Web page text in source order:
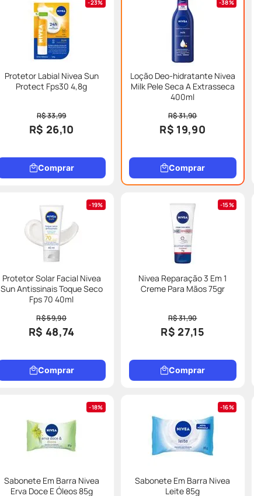
23%
Protetor Labial Nivea Sun
Protect Fps30 4,8g
R$ 33,99
R$ 26,10
Comprar
38%
Loção Deo-hidratante Nivea
Milk Pele Seca A Extrasseca
400ml
R$ 31,90
R$ 19,90
Comprar
19%
Protetor Solar Facial Nivea
Sun Antissinais Toque Seco
Fps 70 40ml
R$ 59,90
R$ 48,74
Comprar
15%
Nivea Reparação 3 Em 1
Creme Para Mãos 75gr
R$ 31,90
R$ 27,15
Comprar
18%
Sabonete Em Barra Nivea
Erva Doce E Óleos 85g
16%
Sabonete Em Barra Nivea
Leite 85g